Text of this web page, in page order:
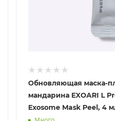
Обновляющая маска-
мандарина EXOARI L
Exosome Mask Peel, 4